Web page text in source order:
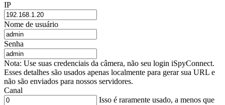
IP
Nome de usuário
Senha
Nota: Use suas credenciais da câmera, não seu login iSpyConnect.
Esses detalhes são usados apenas localmente para gerar sua URL e
não são enviados para nossos servidores.
Canal
Isso é raramente usado, a menos que